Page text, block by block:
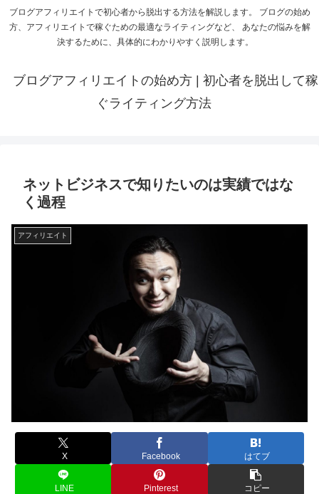
ブログアフィリエイトで初心者から脱出する方法を解説します。 ブログの始め
方、アフィリエイトで稼ぐための最適なライティングなど、 あなたの悩みを解
決するために、具体的にわかりやすく説明します。
ブログアフィリエイトの始め方 | 初心者を脱出して稼
ぐライティング方法
ネットビジネスで知りたいのは実績ではな
く過程
アフィリエイト
X Facebook はてブ
LINE Pinterest コピー